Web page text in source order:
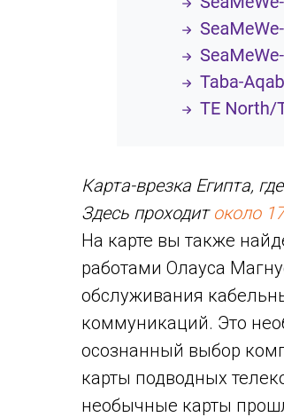
Карта-врезка Египта,
Здесь проходит около
На карте вы также
работами Олауса
обслуживания
коммуникаций. Это
осознанный выбор
карты подводных
необычные карты